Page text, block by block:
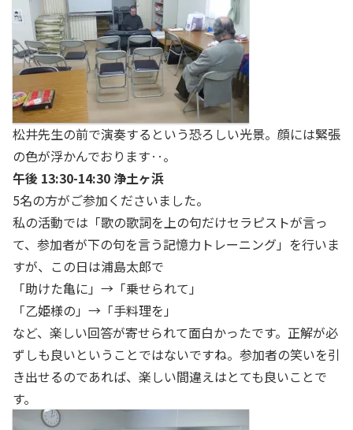
松井先生の前で演奏するという恐ろしい光景。顔には緊張
の色が浮かんでおります‥。
午後 13:30-14:30 浄土ヶ浜
5名の方がご参加くださいました。
私の活動では「歌の歌詞を上の句だけセラピストが言っ
て、参加者が下の句を言う記憶力トレーニング」を行いま
すが、この日は浦島太郎で
「助けた亀に」→「乗せられて」
「乙姫様の」→「手料理を」
など、楽しい回答が寄せられて面白かったです。正解が必
ずしも良いということではないですね。参加者の笑いを引
き出せるのであれば、楽しい間違えはとても良いことで
す。